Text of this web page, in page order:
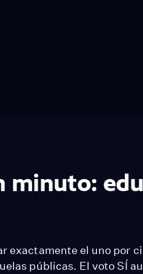
minuto:
exactamente el uno por
públicas. El voto SÍ